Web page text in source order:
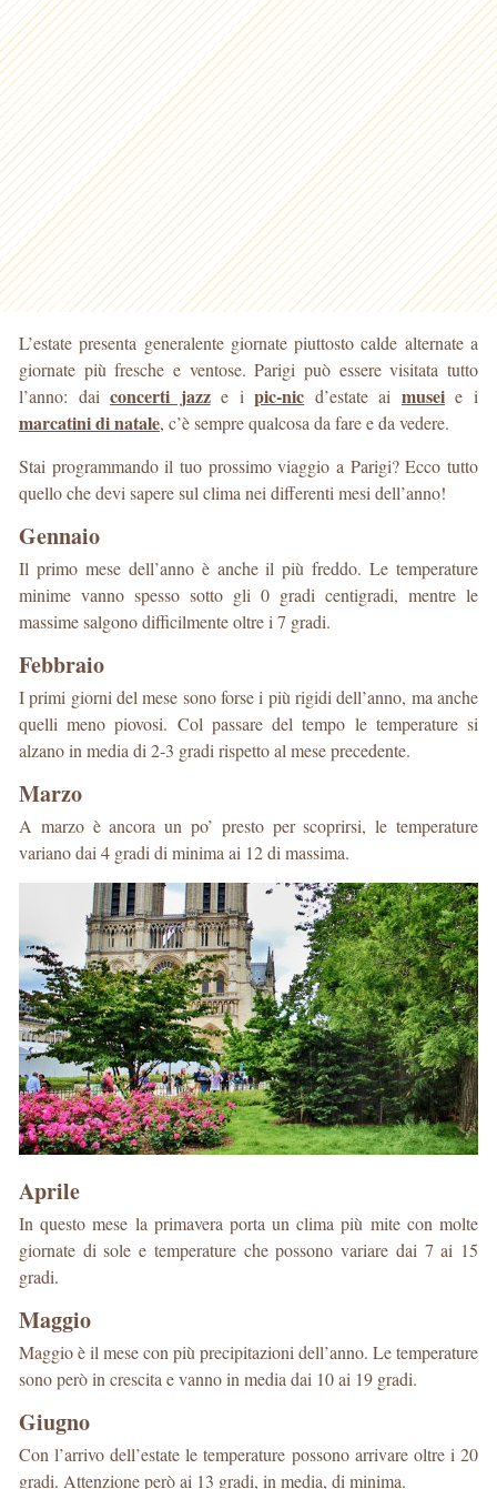
L’estate presenta generalente giornate piuttosto calde alternate a
giornate più fresche e ventose. Parigi può essere visitata tutto
l’anno: daiconcerti jazze ipic-nic d’estate ai museie i
marcatini di natale, c’è sempre qualcosa da fare e da vedere.
Stai programmando il tuo prossimo viaggio a Parigi? Ecco tutto
quello che devi sapere sul clima nei differenti mesi dell’anno!
Gennaio
Il primo mese dell’anno è anche il più freddo. Le temperature
minime vanno spesso sotto gli 0 gradi centigradi, mentre le
massime salgono difficilmente oltre i 7 gradi.
Febbraio
I primi giorni del mese sono forse i più rigidi dell’anno, ma anche
quelli meno piovosi. Col passare del tempo le temperature si
alzano in media di 2-3 gradi rispetto al mese precedente.
Marzo
A marzo è ancora un po’ presto per scoprirsi, le temperature
variano dai 4 gradi di minima ai 12 di massima.
Aprile
In questo mese la primavera porta un clima più mite con molte
giornate di sole e temperature che possono variare dai 7 ai 15
gradi.
Maggio
Maggio è il mese con più precipitazioni dell’anno. Le temperature
sono però in crescita e vanno in media dai 10 ai 19 gradi.
Giugno
Con l’arrivo dell’estate le temperature possono arrivare oltre i 20
gradi. Attenzione però ai 13 gradi, in media, di minima.